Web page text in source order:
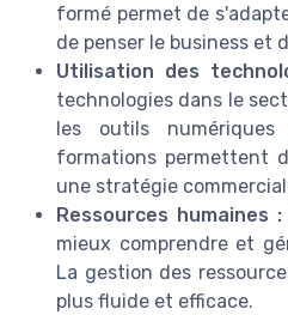
formé permet de
de penser le business et
Utilisation des
technologies dans le
les outils numériques
formations permettent
une stratégie
Ressources humaines :
mieux comprendre et
La gestion des
plus fluide et efficace.